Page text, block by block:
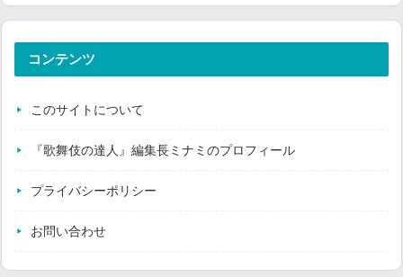
コンテンツ
このサイトについて
『歌舞伎の達人』編集長ミナミのプロフィール
プライバシーポリシー
お問い合わせ